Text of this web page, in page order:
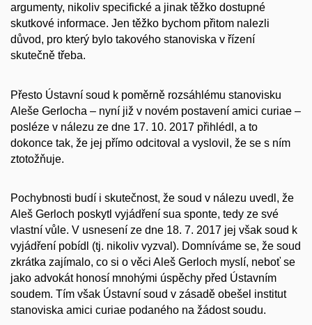
argumenty, nikoliv specifické a jinak těžko dostupné
skutkové informace. Jen těžko bychom přitom nalezli
důvod, pro který bylo takového stanoviska v řízení
skutečně třeba.
Přesto Ústavní soud k poměrně rozsáhlému stanovisku
Aleše Gerlocha – nyní již v novém postavení amici curiae –
posléze v nálezu ze dne 17. 10. 2017 přihlédl, a to
dokonce tak, že jej přímo odcitoval a vyslovil, že se s ním
ztotožňuje.
Pochybnosti budí i skutečnost, že soud v nálezu uvedl, že
Aleš Gerloch poskytl vyjádření sua sponte, tedy ze své
vlastní vůle. V usnesení ze dne 18. 7. 2017 jej však soud k
vyjádření pobídl (tj. nikoliv vyzval). Domníváme se, že soud
zkrátka zajímalo, co si o věci Aleš Gerloch myslí, neboť se
jako advokát honosí mnohými úspěchy před Ústavním
soudem. Tím však Ústavní soud v zásadě obešel institut
stanoviska amici curiae podaného na žádost soudu.